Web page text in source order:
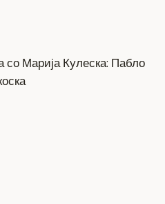
со Марија Кулеска: Пабло